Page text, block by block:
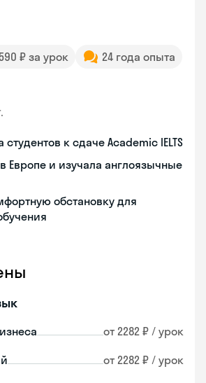
₽ за урок
24 года опыта
студентов к сдаче Academic IELTS
Европе и изучала англоязычные
обстановку для
от 2282 ₽ / урок
от 2282 ₽ / урок